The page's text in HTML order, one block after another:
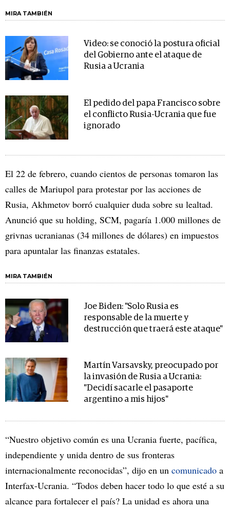
MIRA TAMBIÉN
Video: se conoció la postura oficial
del Gobierno ante el ataque de
Rusia a Ucrania
El pedido del papa Francisco sobre
el conflicto Rusia-Ucrania que fue
ignorado
El 22 de febrero, cuando cientos de personas tomaron las
calles de Mariupol para protestar por las acciones de
Rusia, Akhmetov borró cualquier duda sobre su lealtad.
Anunció que su holding, SCM, pagaría 1.000 millones de
grivnas ucranianas (34 millones de dólares) en impuestos
para apuntalar las finanzas estatales.
MIRA TAMBIÉN
Joe Biden: "Solo Rusia es
responsable de la muerte y
destrucción que traerá este ataque"
Martín Varsavsky, preocupado por
la invasión de Rusia a Ucrania:
"Decidí sacarle el pasaporte
argentino a mis hijos"
“Nuestro objetivo común es una Ucrania fuerte, pacífica,
independiente y unida dentro de sus fronteras
internacionalmente reconocidas”, dijo en un comunicado a
Interfax-Ucrania. “Todos deben hacer todo lo que esté a su
alcance para fortalecer el país? La unidad es ahora una